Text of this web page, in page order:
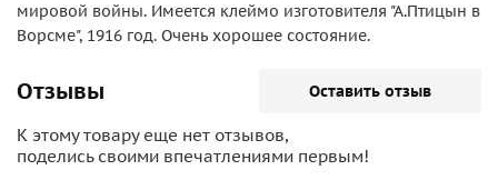
мировой войны. Имеется клеймо изготовителя "А.Птицын в
Ворсме", 1916 год. Очень хорошее состояние.
Отзывы Оставить отзыв
К этому товару еще нет отзывов,
поделись своими впечатлениями первым!